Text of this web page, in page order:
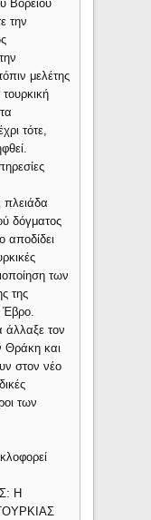
Βόρειου
την
μελέτης
τότε,
πλειάδα
δόγματος
αποδίδει
των
της
Έβρο.
τον
Θράκη και
στον νέο
των
Η